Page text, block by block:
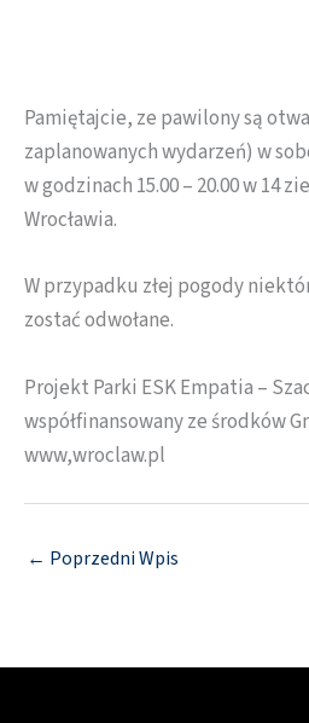
Pamiętajcie, ze pawilony są
zaplanowanych wydarzeń) w
w godzinach 15.00 – 20.00 w 14
Wrocławia.
W przypadku złej pogody
zostać odwołane.
Projekt Parki ESK Empatia –
współfinansowany ze środków
www,wroclaw.pl
← Poprzedni Wpis